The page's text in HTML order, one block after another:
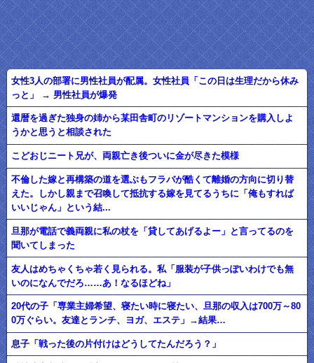
女性3人の部署に男性社員が配属。女性社員「この日は生理だから休み
っと」 → 男性社員が爆発
還暦を過ぎた独身の姉から某田舎町のリゾートマンションを購入しよ
うかと思うと相談された
こどおじニート兄が、両親亡き後ついに金が尽きた模様
不倫した嫁と再構築の道を選ぶもフラバが酷くて離婚の方向に切り替
えた。しかし親まで召喚して抵抗する嫁を見てるうちに「俺もすれば
いいじゃん」という結...
旦那が電話で義両親に私の杖を「貸してあげるよー」と言ってるのを
聞いてしまった
友人はめちゃくちゃ若く見られる。私「服装が子供っぽいわけでも無
いのになんでだろ……あ！なるほどね」
20代の子「専業主婦希望、寝たい時に寝たい、旦那の収入は700万～80
0万ぐらい。友達とランチ、ヨガ、エステ」→結果…
息子「戦った後の片付けはどうしてたんだろう？」